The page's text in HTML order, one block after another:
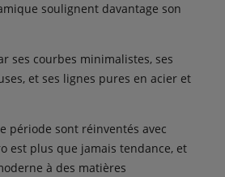
soulignent davantage son
ses courbes minimalistes, ses
et ses lignes pures en acier et
période sont réinventés avec
est plus que jamais tendance, et
à des matières